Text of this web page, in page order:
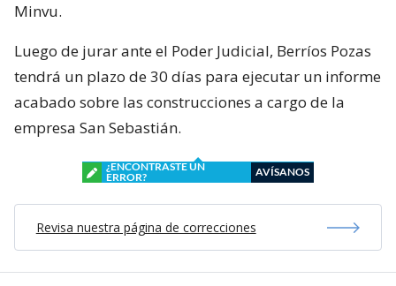
Minvu.
Luego de jurar ante el Poder Judicial, Berríos Pozas
tendrá un plazo de 30 días para ejecutar un informe
acabado sobre las construcciones a cargo de la
empresa San Sebastián.
¿ENCONTRASTE UN
ERROR?
AVÍSANOS
Revisa nuestra página de correcciones